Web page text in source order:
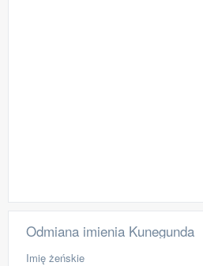
Odmiana imienia Kunegunda
Imię żeńskie